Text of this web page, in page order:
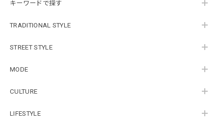
キーワードで探す
TRADITIONAL STYLE
STREET STYLE
MODE
CULTURE
LIFESTYLE